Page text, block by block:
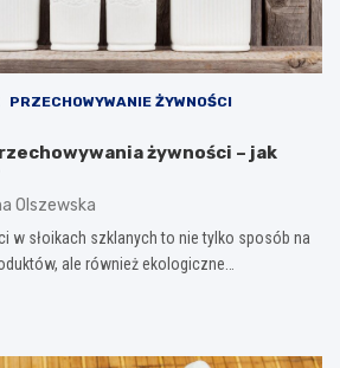
PRZECHOWYWANIE ŻYWNOŚCI
żywności – jak
Olszewska
w słoikach szklanych to nie tylko sposób na
ale również ekologiczne…